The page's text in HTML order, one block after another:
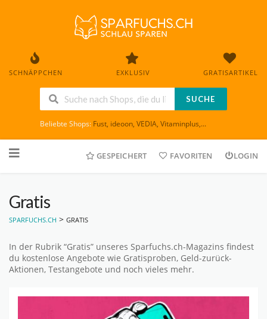
SCHNÄPPCHEN EXKLUSIV GRATISARTIKEL
SUCHE
Beliebte Shops: Fust, ideoon, VEDIA, Vitaminplus,...
to
GESPEICHERT FAVORITEN LOGIN
Gratis
SPARFUCHS.CH > GRATIS
In der Rubrik “Gratis” unseres Sparfuchs.ch-Magazins findest
du kostenlose Angebote wie Gratisproben, Geld-zurück-
Aktionen, Testangebote und noch vieles mehr.